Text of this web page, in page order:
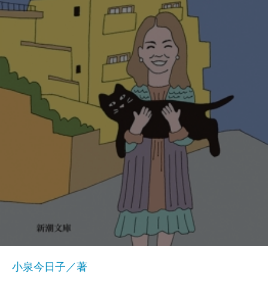
小泉今日子／著